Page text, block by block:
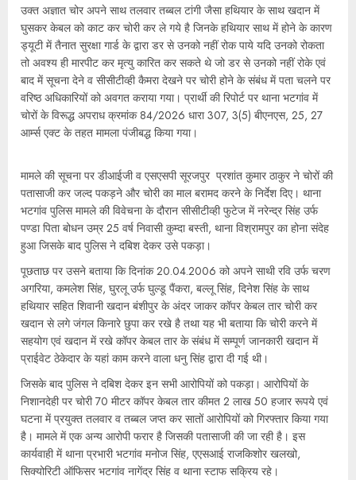
उक्त अज्ञात चोर अपने साथ तलवार तब्बल टांगी जैसा हथियार के साथ खदान में
घुसकर केबल को काट कर चोरी कर ले गये है जिनके हथियार साथ में होने के कारण
ड्यूटी में तैनात सुरक्षा गार्ड के द्वारा डर से उनको नहीं रोक पाये यदि उनको रोकता
तो अवश्य ही मारपीट कर मृत्यु कारित कर सकते थे जो डर से उनको नहीं रोके एवं
बाद में सूचना देने व सीसीटीव्ही कैमरा देखने पर चोरी होने के संबंध में पता चलने पर
वरिष्ठ अधिकारियों को अवगत कराया गया। प्रार्थी की रिपोर्ट पर थाना भटगांव में
चोरों के विरूद्ध अपराध क्रमांक 84/2026 धारा 307, 3(5) बीएनएस, 25, 27
आर्म्स एक्ट के तहत मामला पंजीबद्ध किया गया।
मामले की सूचना पर डीआईजी व एसएसपी सूरजपुर प्रशांत कुमार ठाकुर ने चोरों की
पतासाजी कर जल्द पकड़ने और चोरी का माल बरामद करने के निर्देश दिए। थाना
भटगांव पुलिस मामले की विवेचना के दौरान सीसीटीव्ही फुटेज में नरेन्द्र सिंह उर्फ
पण्डा पिता बोधन उम्र 25 वर्ष निवासी कुम्दा बस्ती, थाना विश्रामपुर का होना संदेह
हुआ जिसके बाद पुलिस ने दबिश देकर उसे पकड़ा।
पूछताछ पर उसने बताया कि दिनांक 20.04.2006 को अपने साथी रवि उर्फ चरण
अगरिया, कमलेश सिंह, घुरलू उर्फ घुल्डू पैंकरा, बल्लू सिंह, दिनेश सिंह के साथ
हथियार सहित शिवानी खदान बंशीपुर के अंदर जाकर कॉपर केबल तार चोरी कर
खदान से लगे जंगल किनारे छुपा कर रखे है तथा यह भी बताया कि चोरी करने में
सहयोग एवं खदान में रखे कॉपर केबल तार के संबंध में सम्पूर्ण जानकारी खदान में
प्राईवेट ठेकेदार के यहां काम करने वाला धनु सिंह द्वारा दी गई थी।
जिसके बाद पुलिस ने दबिश देकर इन सभी आरोपियों को पकड़ा। आरोपियों के
निशानदेही पर चोरी 70 मीटर कॉपर केबल तार कीमत 2 लाख 50 हजार रूपये एवं
घटना में प्रयुक्त तलवार व तब्बल जप्त कर सातों आरोपियों को गिरफ्तार किया गया
है। मामले में एक अन्य आरोपी फरार है जिसकी पतासाजी की जा रही है। इस
कार्यवाही में थाना प्रभारी भटगांव मनोज सिंह, एएसआई राजकिशोर खलखो,
सिक्योरिटी ऑफिसर भटगांव नागेंद्र सिंह व थाना स्टाफ सक्रिय रहे।